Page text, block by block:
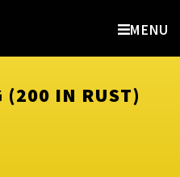
MENU
(200 IN RUST)